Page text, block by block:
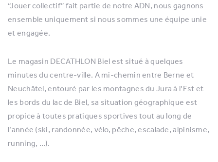
“Jouer collectif” fait partie de notre ADN, nous gagnons
ensemble uniquement si nous sommes une équipe unie
et engagée.
Le magasin DECATHLON Biel est situé à quelques
minutes du centre-ville. A mi-chemin entre Berne et
Neuchâtel, entouré par les montagnes du Jura à l’Est et
les bords du lac de Biel, sa situation géographique est
propice à toutes pratiques sportives tout au long de
l’année (ski, randonnée, vélo, pêche, escalade, alpinisme,
running, …).